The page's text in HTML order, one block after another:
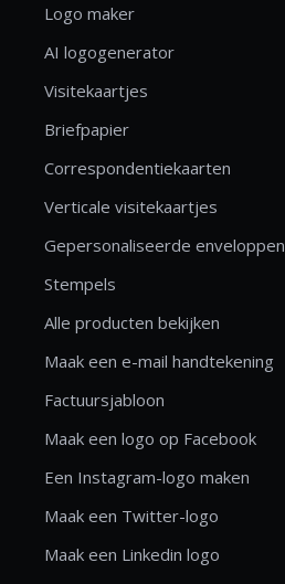
Logo maker
AI logogenerator
Visitekaartjes
Briefpapier
Correspondentiekaarten
Verticale visitekaartjes
Gepersonaliseerde enveloppen
Stempels
Alle producten bekijken
Maak een e-mail handtekening
Factuursjabloon
Maak een logo op Facebook
Een Instagram-logo maken
Maak een Twitter-logo
Maak een Linkedin logo